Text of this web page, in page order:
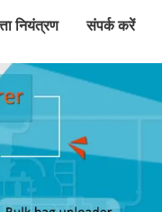
नियंत्रण संपर्क करें